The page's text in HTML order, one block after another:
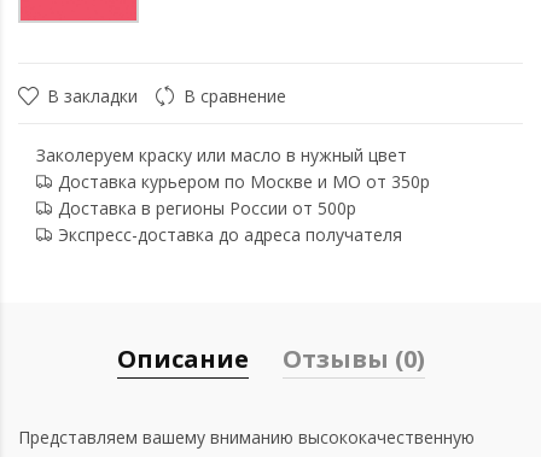
В закладки В сравнение
Заколеруем краску или масло в нужный цвет
Доставка курьером по Москве и МО от 350р
Доставка в регионы России от 500р
Экспресс-доставка до адреса получателя
Описание Отзывы (0)
Представляем вашему вниманию высококачественную